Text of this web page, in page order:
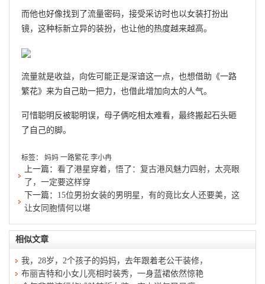
而他也好像找到了流量密码，接受采访时也以女装打扮出
镜，这种标新立异的装扮，也让他的热度越来越高。
流量就是收益，向佐可能正是深谙这一点，也想借助《一路
繁花》来为自己助一把力，也借此增加向太的人气。
可惜聪明反被聪明误，母子俩吃相太难看，最终搬起石头砸
了自己的脚。
标签： 妈妈 一路繁花 李小冉
上一篇： 看了港星穿着，悟了：复古港风魅力四射，太亮眼
了，一定要这样穿
下一篇： 15位男扮女装的男明星，有的竟比女人还要美，这
让女同胞情何以堪
相似文章
我，28岁，2个孩子的妈妈，去年跟着老公干装修，
布丽吉特和小女儿亮相时装秀，一身蓝裙依然惊艳